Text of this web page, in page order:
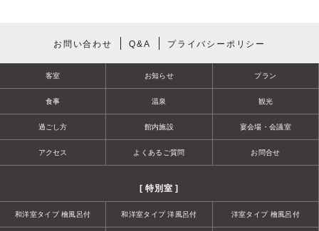
お問い合わせ Q&A プライバシーポリシー
客室 お知らせ プラン
食事 温泉 観光
過ごし方 館内施設 宴会場・会議室
アクセス よくあるご質問 お問合せ
[ 特別室 ]
和洋室タイプ 檜風呂付 和洋室タイプ 洋風呂付 洋室タイプ 檜風呂付